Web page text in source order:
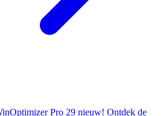
Pro 29 nieuw! Ontdek de